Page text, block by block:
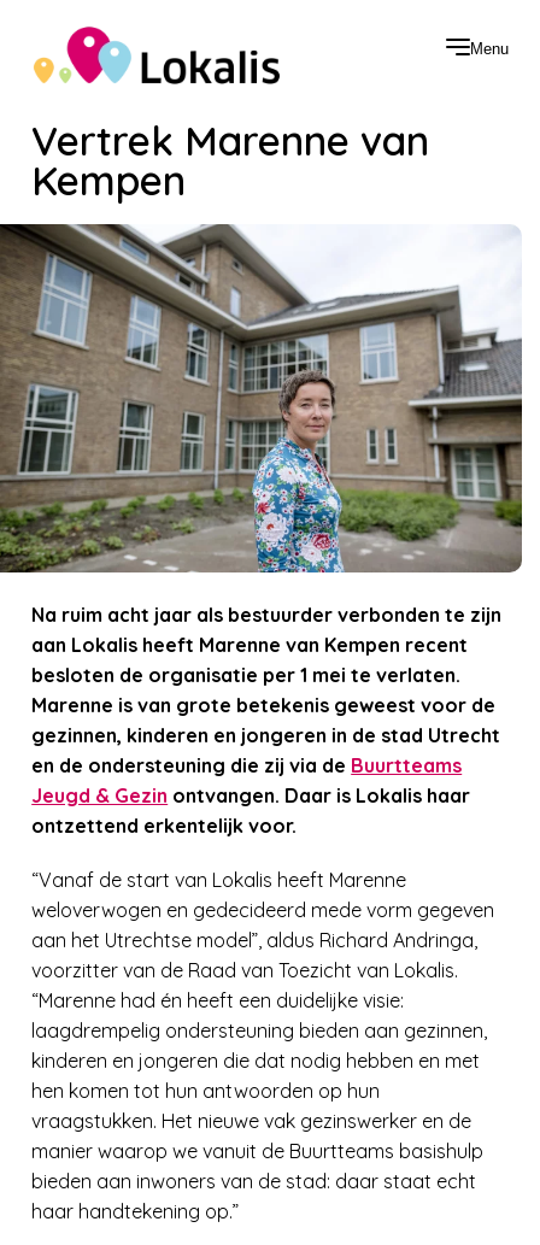
Menu
Vertrek Marenne van
Kempen
Na ruim acht jaar als bestuurder verbonden te zijn
aan Lokalis heeft Marenne van Kempen recent
besloten de organisatie per 1 mei te verlaten.
Marenne is van grote betekenis geweest voor de
gezinnen, kinderen en jongeren in de stad Utrecht
en de ondersteuning die zij via de Buurtteams
Jeugd & Gezin ontvangen. Daar is Lokalis haar
ontzettend erkentelijk voor.
“Vanaf de start van Lokalis heeft Marenne
weloverwogen en gedecideerd mede vorm gegeven
aan het Utrechtse model”, aldus Richard Andringa,
voorzitter van de Raad van Toezicht van Lokalis.
“Marenne had én heeft een duidelijke visie:
laagdrempelig ondersteuning bieden aan gezinnen,
kinderen en jongeren die dat nodig hebben en met
hen komen tot hun antwoorden op hun
vraagstukken. Het nieuwe vak gezinswerker en de
manier waarop we vanuit de Buurtteams basishulp
bieden aan inwoners van de stad: daar staat echt
haar handtekening op.”